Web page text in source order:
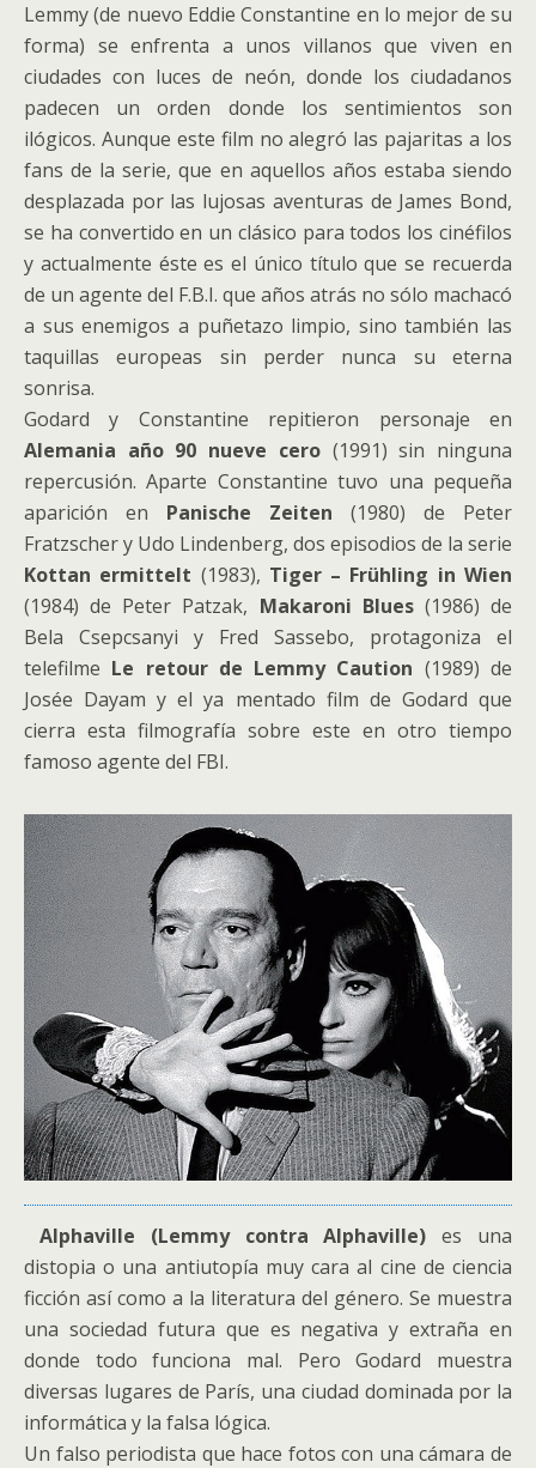
Lemmy (de nuevo Eddie Constantine en lo mejor de su
forma) se enfrenta a unos villanos que viven en
ciudades con luces de neón, donde los ciudadanos
padecen un orden donde los sentimientos son
ilógicos. Aunque este film no alegró las pajaritas a los
fans de la serie, que en aquellos años estaba siendo
desplazada por las lujosas aventuras de James Bond,
se ha convertido en un clásico para todos los cinéfilos
y actualmente éste es el único título que se recuerda
de un agente del F.B.I. que años atrás no sólo machacó
a sus enemigos a puñetazo limpio, sino también las
taquillas europeas sin perder nunca su eterna
sonrisa.
Godard y Constantine repitieron personaje en
Alemania año 90 nueve cero(1991) sin ninguna
repercusión. Aparte Constantine tuvo una pequeña
aparición en Panische Zeiten (1980) de Peter
Fratzscher y Udo Lindenberg, dos episodios de la serie
Kottan ermittelt (1983), Tiger – Frühling in Wien
(1984) de Peter Patzak, Makaroni Blues(1986) de
Bela Csepcsanyi y Fred Sassebo, protagoniza el
telefilme Le retour de Lemmy Caution (1989) de
Josée Dayam y el ya mentado film de Godard que
cierra esta filmografía sobre este en otro tiempo
famoso agente del FBI.
Alphaville (Lemmy contra Alphaville)es una
distopia o una antiutopía muy cara al cine de ciencia
ficción así como a la literatura del género. Se muestra
una sociedad futura que es negativa y extraña en
donde todo funciona mal. Pero Godard muestra
diversas lugares de París, una ciudad dominada por la
informática y la falsa lógica.
Un falso periodista que hace fotos con una cámara de